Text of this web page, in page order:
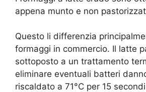
appena munto e non
Questo li differenzia
formaggi in commercio. Il latte
sottoposto a un trattamento
eliminare eventuali batteri
riscaldato a 71°C per 15